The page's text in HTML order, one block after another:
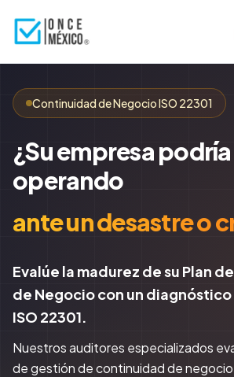
Continuidad de Negocio ISO 22301
¿Su empresa
operando
ante un desastre o
Evalúe la madurez de su Plan
de Negocio con un
ISO 22301.
Nuestros auditores especializados
de gestión de continuidad de